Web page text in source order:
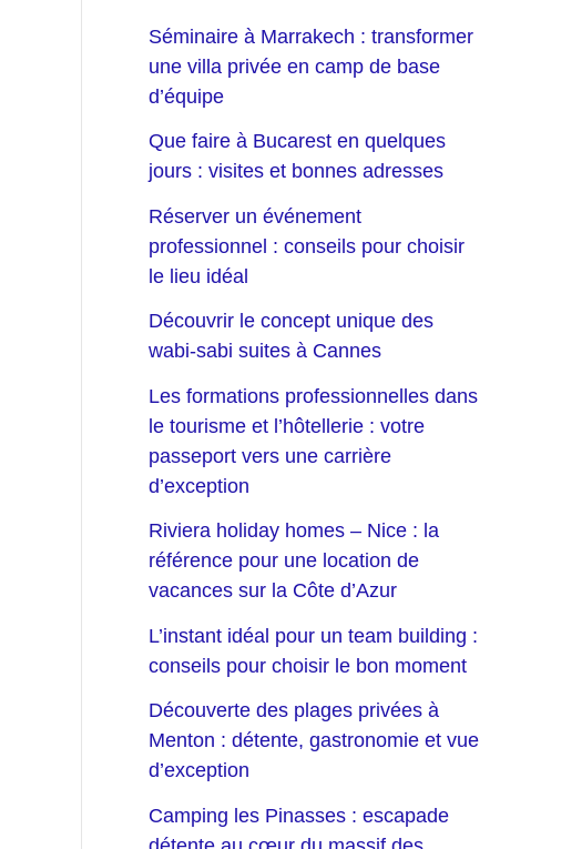
Séminaire à Marrakech : transformer
une villa privée en camp de base
d’équipe
Que faire à Bucarest en quelques
jours : visites et bonnes adresses
Réserver un événement
professionnel : conseils pour choisir
le lieu idéal
Découvrir le concept unique des
wabi-sabi suites à Cannes
Les formations professionnelles dans
le tourisme et l’hôtellerie : votre
passeport vers une carrière
d’exception
Riviera holiday homes – Nice : la
référence pour une location de
vacances sur la Côte d’Azur
L’instant idéal pour un team building :
conseils pour choisir le bon moment
Découverte des plages privées à
Menton : détente, gastronomie et vue
d’exception
Camping les Pinasses : escapade